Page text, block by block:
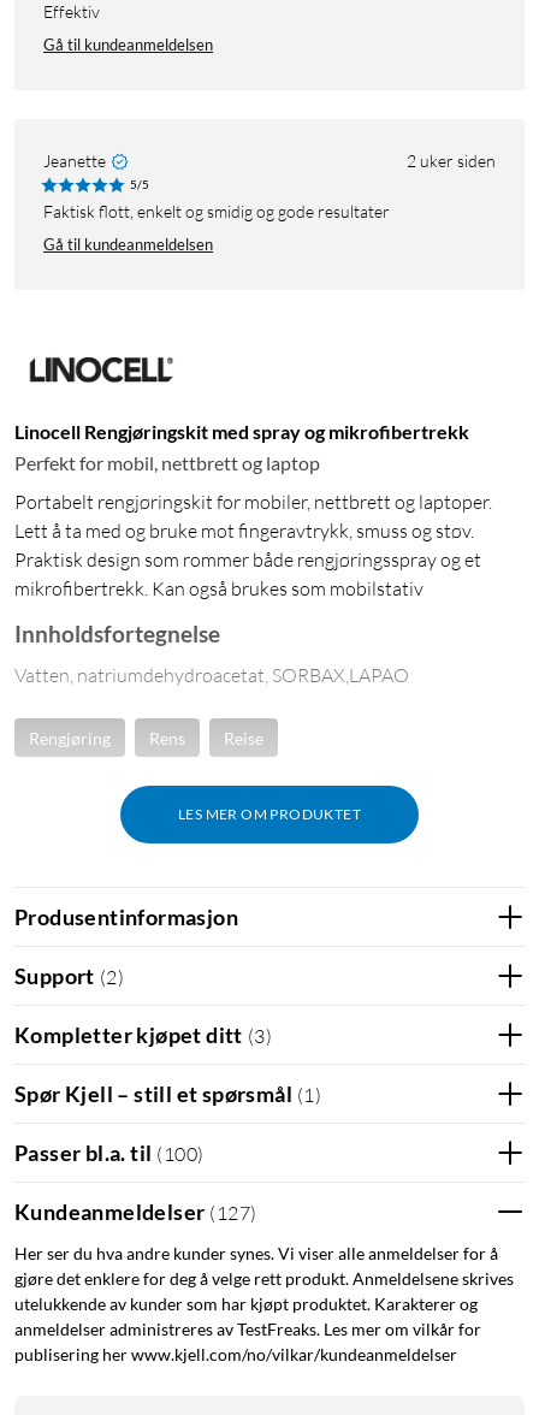
effektiv
Gå til kundeanmeldelsen
Jeanette 2 uker siden
5/5
Faktisk flott, enkelt og smidig og gode resultater
Gå til kundeanmeldelsen
Linocell Rengjøringskit med spray og mikrofibertrekk
Perfekt for mobil, nettbrett og laptop
Portabelt rengjøringskit for mobiler, nettbrett og laptoper.
Lett å ta med og bruke mot fingeravtrykk, smuss og støv.
Praktisk design som rommer både rengjøringsspray og et
mikrofibertrekk. Kan også brukes som mobilstativ
LES MER OM PRODUKTET
Innholdsfortegnelse
Vatten, natriumdehydroacetat, SORBAX,LAPAO
Rengjøring Rens Reise
Produsentinformasjon
Support (2)
Kompletter kjøpet ditt (3)
Spør Kjell – still et spørsmål (1 )
Passer bl.a. til ( 100)
Kundeanmeldelser ( 127)
Her ser du hva andre kunder synes. Vi viser alle anmeldelser for å
gjøre det enklere for deg å velge rett produkt. Anmeldelsene skrives
utelukkende av kunder som har kjøpt produktet. Karakterer og
anmeldelser administreres av TestFreaks. Les mer om vilkår for
publisering her www.kjell.com/no/vilkar/kundeanmeldelser